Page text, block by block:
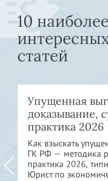
10 наиболее
статей
Упущенная
доказывание,
практика 2026
Как взыскать
ГК РФ — методика
практика 2026,
Юрист по